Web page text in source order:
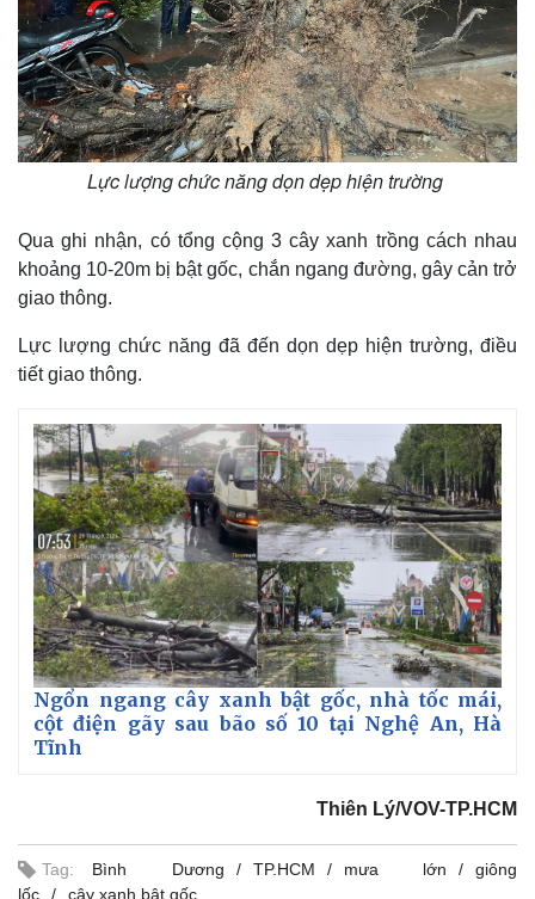
Thế giới
Quan sát
Cuộc sống đó đây
Hồ sơ
Multimedia
Video
Ảnh
E-Magazine
Infographic
Lực lượng chức năng dọn dẹp hiện trường
Qua ghi nhận, có tổng cộng 3 cây xanh trồng cách nhau
khoảng 10-20m bị bật gốc, chắn ngang đường, gây cản trở
giao thông.
Lực lượng chức năng đã đến dọn dẹp hiện trường, điều
tiết giao thông.
Ngổn ngang cây xanh bật gốc, nhà tốc mái,
cột điện gãy sau bão số 10 tại Nghệ An, Hà
Tĩnh
Thiên Lý/VOV-TP.HCM
Tag: Bình Dương TP.HCM mưa lớn
giông
lốc
cây xanh bật gốc